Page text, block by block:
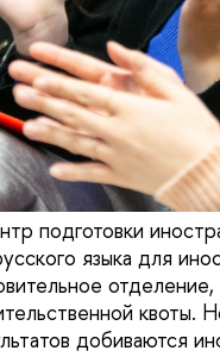
подготовки
языка для
квоты.
добиваются